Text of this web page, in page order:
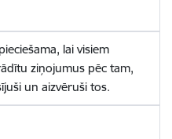
lai visiem
ziņojumus pēc tam,
un aizvēruši tos.